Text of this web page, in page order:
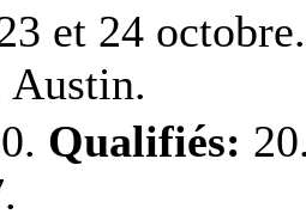
et 24
Austin.
Qualifiés: